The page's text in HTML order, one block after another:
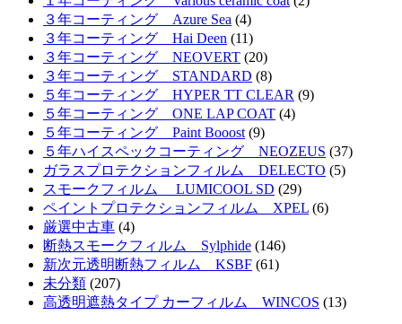
３年コーティング Azure Sea (4)
３年コーティング Hai Deen (11)
３年コーティング NEOVERT (20)
３年コーティング STANDARD (8)
５年コーティング HYPER TT CLEAR (9)
５年コーティング ONE LAP COAT (4)
５年コーティング Paint Booost (9)
５年ハイスペックコーティング NEOZEUS (37)
ガラスプロテクションフィルム DELECTO (5)
スモークフィルム LUMICOOL SD (29)
ペイントプロテクションフィルム XPEL (6)
厳選中古車 (4)
断熱スモークフィルム Sylphide (146)
新次元透明断熱フィルム KSBF (61)
未分類 (207)
高透明遮熱タイプ カーフィルム WINCOS (13)